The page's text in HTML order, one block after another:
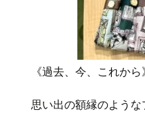
《過去、今、これか
思い出の額縁のよう